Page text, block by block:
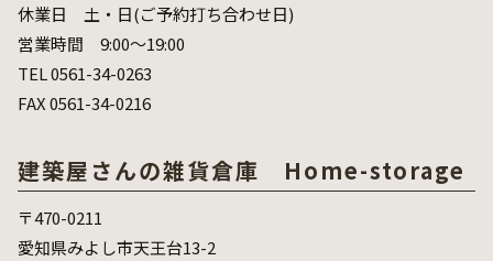
休業日 土・日(ご予約打ち合わせ日)
営業時間 9:00～19:00
TEL 0561-34-0263
FAX 0561-34-0216
建築屋さんの雑貨倉庫 Home-storage
〒470-0211
愛知県みよし市天王台13-2